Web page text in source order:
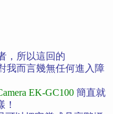
，所以這回的
我而言幾無任何進入障
EK-GC100簡直就
！